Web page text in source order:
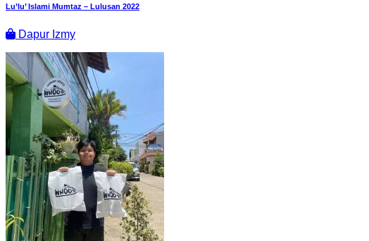
Lu’lu’ Islami Mumtaz – Lulusan 2022
Dapur Izmy